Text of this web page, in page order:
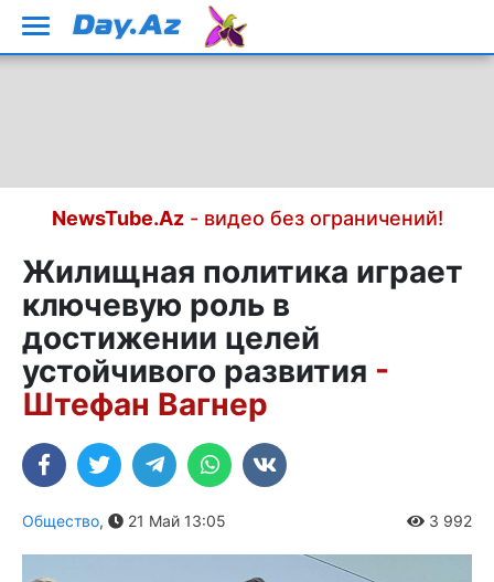
NewsTube.Az- видео без ограничений!
Жилищная политика играет
ключевую роль в
достижении целей
устойчивого развития -
Штефан Вагнер
Общество, 21 Май 13:05 3 992